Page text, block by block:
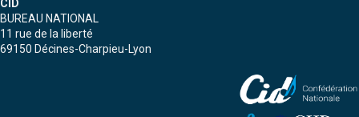
CID
BUREAU NATIONAL
11 rue de la liberté
69150 Décines-Charpieu-Lyon